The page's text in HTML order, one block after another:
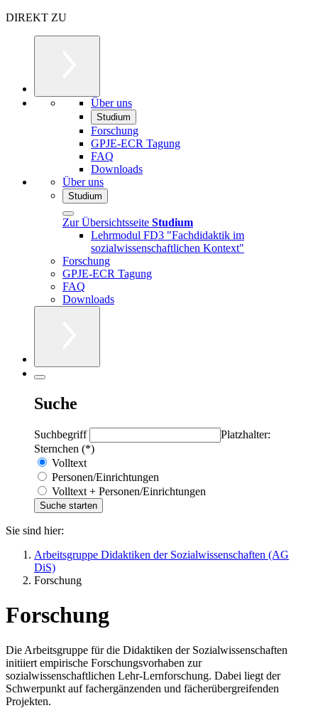
DIREKT ZU
Über uns
Studium
Forschung
GPJE-ECR Tagung
FAQ
Downloads
Über uns
Studium
Zur Übersichtsseite Studium
Lehrmodul FD3 "Fachdidaktik im
sozialwissenschaftlichen Kontext"
Forschung
GPJE-ECR Tagung
FAQ
Downloads
Suche
Suchbegriff
Platzhalter:
Sternchen (*)
Volltext
Personen/Einrichtungen
Volltext + Personen/Einrichtungen
Sie sind hier:
Arbeitsgruppe Didaktiken der Sozialwissenschaften (AG
DiS)
Forschung
Forschung
Die Arbeitsgruppe für die Didaktiken der Sozialwissenschaften
initiiert empirische Forschungsvorhaben zur
sozialwissenschaftlichen Lehr-Lernforschung. Dabei liegt der
Schwerpunkt auf fachergänzenden und fächerübergreifenden
Projekten.